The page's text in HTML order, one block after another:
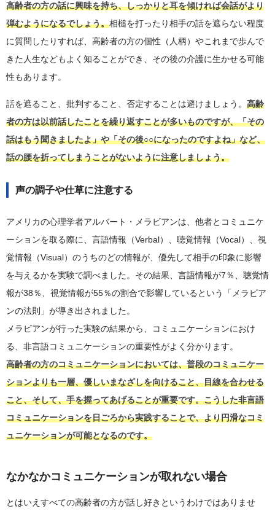
高齢者の方の話に興味を持ち、しっかりと耳を傾ければ会話がより
弾むようになるでしょう。相槌を打ったり相手の話を遮らない程度
に質問したりすれば、高齢者の方の個性（人柄）やこれまで歩んで
きた人生などもよく知ることができ、その後の介護に生かせる可能
性もあります。
話を遮ること、批判すること、否定することは避けましょう。 高齢
者の方は以前話したことを繰り返すことが多いものですが、「その
話はもう聞きましたよ」や「その後○○になったのですよね」など、
話の腰を折ってしまうことがないように注意しましょう。
声の調子や仕草に注意する
アメリカの心理学者アルバート・メラビアンは、他者とコミュニケ
ーションを取る際に、言語情報（Verbal）、聴覚情報（Vocal）、視
覚情報（Visual）のうちのどの情報が、優先して相手の印象に影響
を与えるかを実験で調べました。その結果、言語情報が7％、聴覚情
報が38％、視覚情報が55％の割合で影響しているという「メラビア
ンの法則」が導き出されました。
メラビアンが行った実験の結果から、コミュニケーションにおけ
る、非言語コミュニケーションの重要性がよく分かります。
高齢者の方のコミュニケーションにおいては、普段のコミュニケー
ションよりも一層、優しいまなざしを向けること、目線を合わせる
こと、そして、手を握ってあげることが重要です。こうした非言語
コミュニケーションを日ごろから実践することで、より円滑なコミ
ュニケーションが可能となるのです。
なかなかコミュニケーションが取れない場合
とはいえすべての高齢者の方が話し好きというわけではありませ